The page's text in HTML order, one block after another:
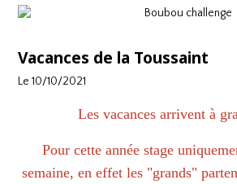
Vacances de la Toussaint
Le 10/10/2021
Les vacances arrivent à
Pour cette année stage
semaine, en effet les "grands"